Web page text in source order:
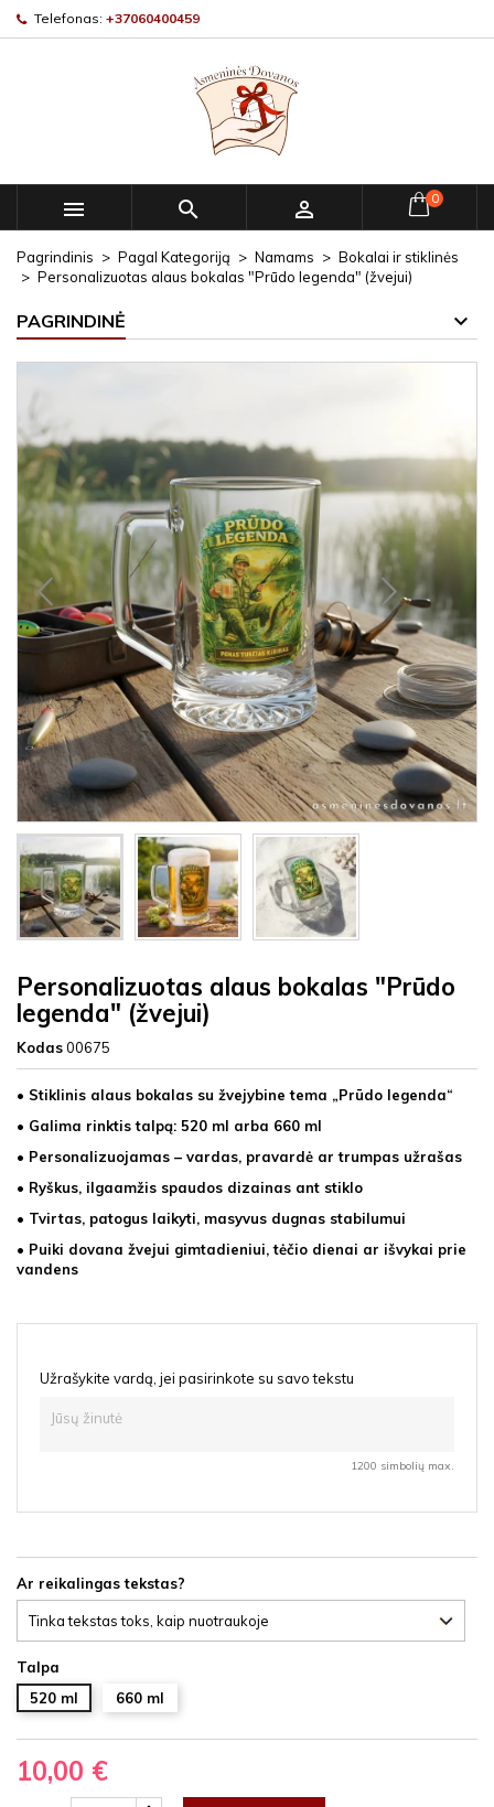
Telefonas: +37060400459
   0
Pagrindinis Pagal Kategoriją Namams
Bokalai ir stiklinės
Personalizuotas alaus bokalas "Prūdo legenda" (žvejui)
PAGRINDINĖ
Personalizuotas alaus bokalas "Prūdo
legenda" (žvejui)
Kodas00675
• Stiklinis alaus bokalas su žvejybine tema „Prūdo legenda“
• Galima rinktis talpą: 520 ml arba 660 ml
• Personalizuojamas – vardas, pravardė ar trumpas užrašas
• Ryškus, ilgaamžis spaudos dizainas ant stiklo
• Tvirtas, patogus laikyti, masyvus dugnas stabilumui
• Puiki dovana žvejui gimtadieniui, tėčio dienai ar išvykai prie
vandens
Užrašykite vardą, jei pasirinkote su savo tekstu
1200 simbolių max.
Ar reikalingas tekstas?
Talpa
520 ml
660 ml
10,00 €